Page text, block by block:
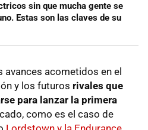
sin que mucha gente se
Estas son las claves de su
avances acometidos en el
y los futuros rivales que
para lanzar la primera
como es el caso de